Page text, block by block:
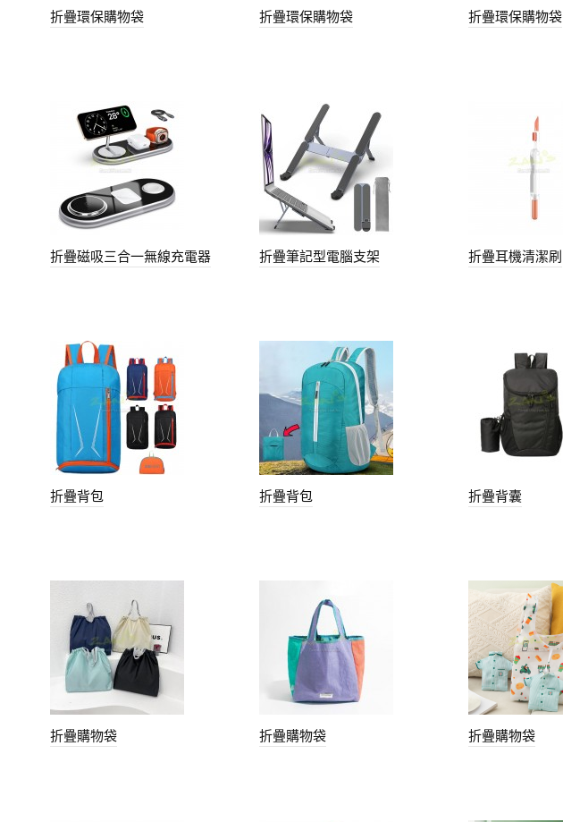
折疊環保購物袋 折疊環保購物袋 折疊環保購物袋
折疊磁吸三合一無線充電器 折疊筆記型電腦支架 折疊耳機清潔刷
折疊背包 折疊背包 折疊背囊
折疊購物袋 折疊購物袋 折疊購物袋